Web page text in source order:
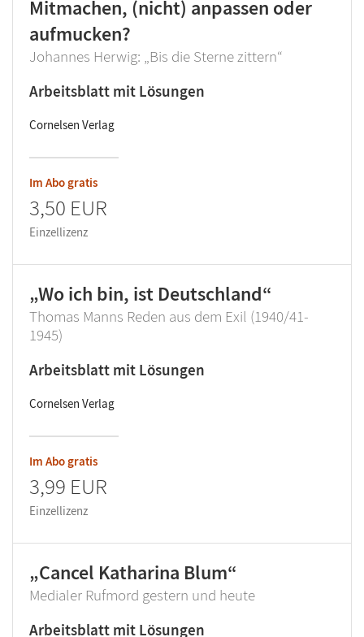
Mitmachen, (nicht) anpassen oder
aufmucken?
Johannes Herwig: „Bis die Sterne zittern“
Arbeitsblatt mit Lösungen
Cornelsen Verlag
Im Abo gratis
3,50 EUR
Einzellizenz
„Wo ich bin, ist Deutschland“
Thomas Manns Reden aus dem Exil (1940/41-
1945)
Arbeitsblatt mit Lösungen
Cornelsen Verlag
Im Abo gratis
3,99 EUR
Einzellizenz
„Cancel Katharina Blum“
Medialer Rufmord gestern und heute
Arbeitsblatt mit Lösungen